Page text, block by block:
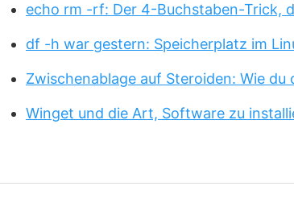
echo rm -rf: Der 4-Buchstaben-Trick,
df -h war gestern: Speicherplatz im
Zwischenablage auf Steroiden: Wie du
Winget und die Art, Software zu